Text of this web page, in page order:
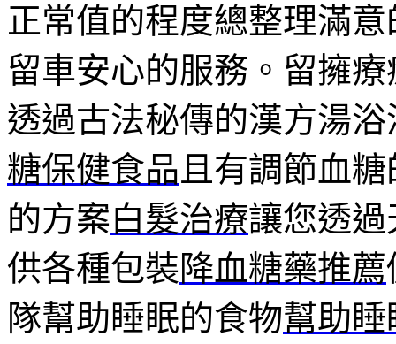
正常值的程度總整理滿
留車安心的服務。留擁
透過古法秘傳的漢方湯
糖保健食品 且有調節血
的方案白髮治療讓您透
供各種包裝降血糖藥推薦
隊幫助睡眠的食物幫助